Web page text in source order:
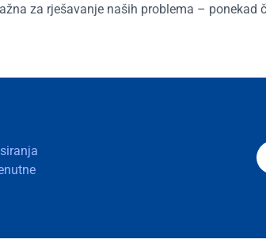
za rješavanje naših problema – ponekad